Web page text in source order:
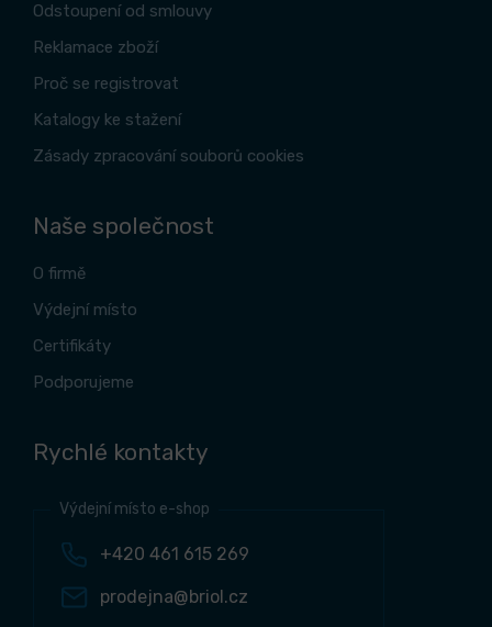
Odstoupení od smlouvy
Reklamace zboží
Proč se registrovat
Katalogy ke stažení
Zásady zpracování souborů cookies
Naše společnost
O firmě
Výdejní místo
Certifikáty
Podporujeme
Rychlé kontakty
Výdejní místo e-shop
+420 461 615 269
prodejna@briol.cz